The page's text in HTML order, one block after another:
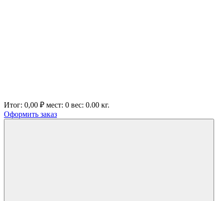
Итог: 0,00 ₽ мест: 0 вес: 0.00 кг.
Оформить заказ